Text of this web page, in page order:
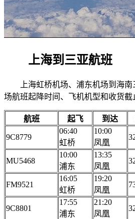
上海到三亚航班
上海虹桥机场、浦东机场到海南
场航班起降时间、飞机机型和收货截
航班 起飞 到达
9C8779
06:40
虹桥
10:00
凤凰
MU5468
10:00
浦东
13:35
凤凰
FM9521
16:05
虹桥
19:20
凤凰
9C8801
17:55
浦东
21:20
凤凰